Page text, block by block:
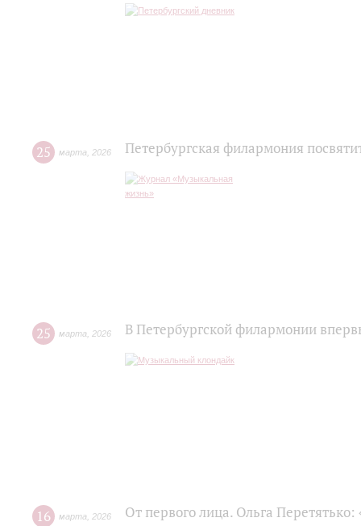
25 марта 2026 Петербургская филармония
25 марта 2026 В Петербургской филармонии
16 марта 2026 От первого лица. Ольга Перетятько: